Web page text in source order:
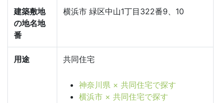
建築敷地
の地名地
番
横浜市 緑区中山1丁目322番9、10
用途 共同住宅
神奈川県 × 共同住宅で探す
横浜市 × 共同住宅で探す